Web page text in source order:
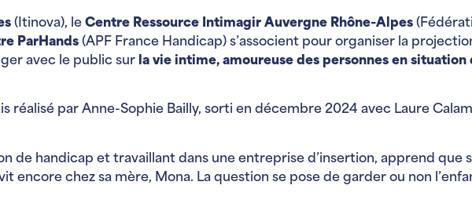
(Itinova), le Centre Ressource Intimagir Auvergne Rhône-Alpes
ParHands (APF France Handicap) s’associent pour organiser la
avec le public sur la vie intime, amoureuse des personnes en
réalisé par Anne-Sophie Bailly, sorti en décembre 2024 avec Laure
de handicap et travaillant dans une entreprise d’insertion, apprend que
encore chez sa mère, Mona. La question se pose de garder ou non